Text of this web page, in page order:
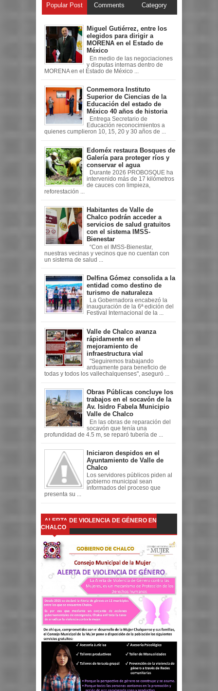
Popular Post Comments Category
Miguel Gutiérrez, entre los
elegidos para dirigir a
MORENA en el Estado de
México
En medio de las negociaciones
y disputas internas dentro de
MORENA en el Estado de México ...
Conmemora Instituto
Superior de Ciencias de la
Educación del estado de
México 40 años de historia
Entrega Secretario de
Educación reconocimientos a
quienes cumplieron 10, 15, 20 y 30 años de ...
Edoméx restaura Bosques de
Galería para proteger ríos y
conservar el agua
Durante 2026 PROBOSQUE ha
intervenido más de 17 kilómetros
de cauces con limpieza,
reforestación ...
Habitantes de Valle de
Chalco podrán acceder a
servicios de salud gratuitos
con el sistema IMSS-
Bienestar
“Con el IMSS-Bienestar,
nuestras vecinas y vecinos que no cuentan con
un sistema de salud ...
Delfina Gómez consolida a la
entidad como destino de
turismo de naturaleza
La Gobernadora encabezó la
inauguración de la 6ª edición del
Festival Internacional de la ...
Valle de Chalco avanza
rápidamente en el
mejoramiento de
infraestructura vial
"Seguiremos trabajando
arduamente para beneficio de
todas y todos los vallechalquenses", aseguró ...
Obras Públicas concluye los
trabajos en el socavón de la
Av. Isidro Fabela Municipio
Valle de Chalco
En las obras de reparación del
socavón que tenía una
profundidad de 4.5 m, se reparó tubería de ...
Iniciaron despidos en el
Ayuntamiento de Valle de
Chalco
Los servidores públicos piden al
gobierno municipal sean
informados del proceso que
presenta su ...
ALERTA DE VIOLENCIA DE GÉNERO EN
CHALCO